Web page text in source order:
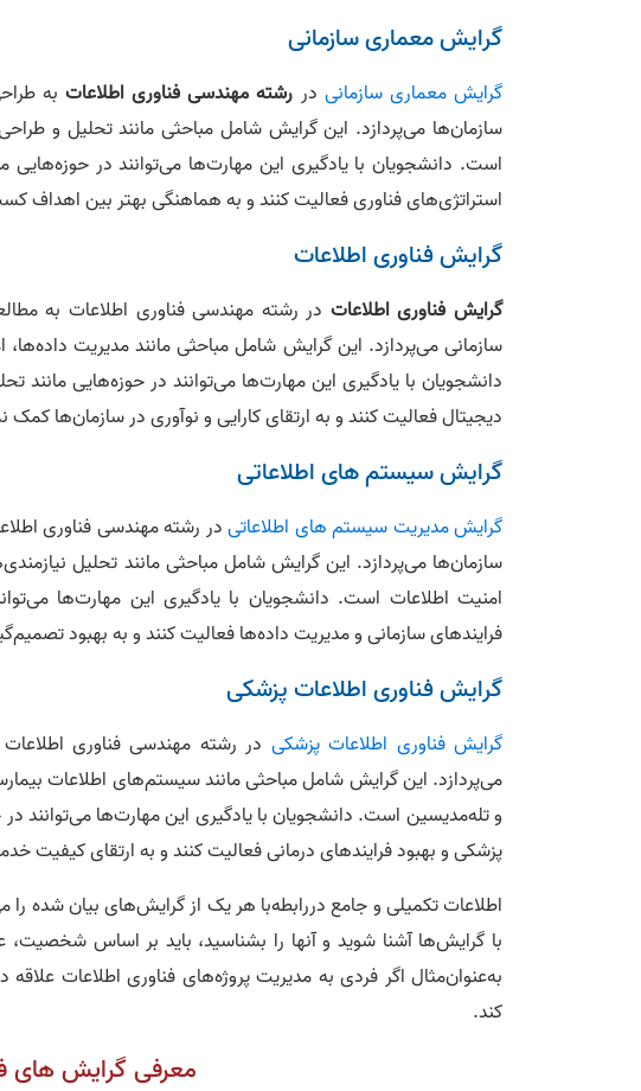
گرایش معماری سازمانی
گرایش معماری سازمانی در رشته مهندسی فناوری اطلاعاتبه
سازمان‌ها می‌پردازد. این گرایش شامل مباحثی مانند تحلیل و
است. دانشجویان با یادگیری این مهارت‌ها می‌توانند در حوزه‌هایی
استراتژی‌های فناوری فعالیت کنند و به هماهنگی بهتر بین اهداف
گرایش فناوری اطلاعات
گرایش فناوری اطلاعات در رشته مهندسی فناوری اطلاعات به
سازمانی می‌پردازد. این گرایش شامل مباحثی مانند مدیریت
دانشجویان با یادگیری این مهارت‌ها می‌توانند در حوزه‌هایی
دیجیتال فعالیت کنند و به ارتقای کارایی و نوآوری در سازمان‌ها کمک
گرایش سیستم‌ های اطلاعاتی
گرایش مدیریت سیستم های اطلاعاتیدر رشته مهندسی فناوری
سازمان‌ها می‌پردازد. این گرایش شامل مباحثی مانند تحلیل
امنیت اطلاعات است. دانشجویان با یادگیری این مهارت‌ها
فرایندهای سازمانی و مدیریت داده‌ها فعالیت کنند و به بهبود
گرایش فناوری اطلاعات پزشکی
گرایش فناوری اطلاعات پزشکی در رشته مهندسی فناوری
می‌پردازد. این گرایش شامل مباحثی مانند سیستم‌های اطلاعات
و تله‌مدیسین است. دانشجویان با یادگیری این مهارت‌ها می‌توانند
پزشکی و بهبود فرایندهای درمانی فعالیت کنند و به ارتقای کیفیت
اطلاعات تکمیلی و جامع دررابطه‌با هر یک از گرایش‌های بیان شده
با گرایش‌‌ها آشنا شوید و آنها را بشناسید، باید بر اساس شخصیت،
به‌عنوان‌مثال اگر فردی به مدیریت پروژه‌‌های فناوری اطلاعات علاقه
کند.
معرفی گرایش های